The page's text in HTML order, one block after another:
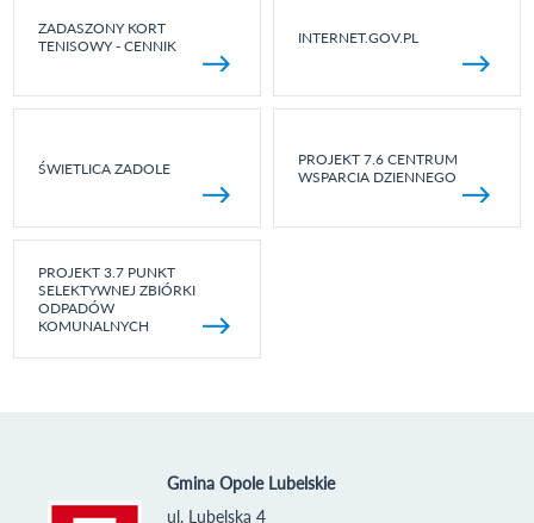
ZADASZONY KORT
TENISOWY - CENNIK
INTERNET.GOV.PL
ŚWIETLICA ZADOLE
PROJEKT 7.6 CENTRUM
WSPARCIA DZIENNEGO
PROJEKT 3.7 PUNKT
SELEKTYWNEJ ZBIÓRKI
ODPADÓW
KOMUNALNYCH
Gmina Opole Lubelskie
ul. Lubelska 4